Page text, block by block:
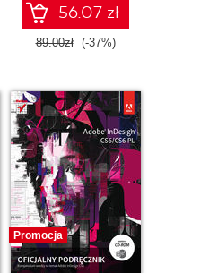
56.07 zł
89.00zł (-37%)
Promocja